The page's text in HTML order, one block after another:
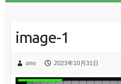
image-1
ono 2023年10月31日